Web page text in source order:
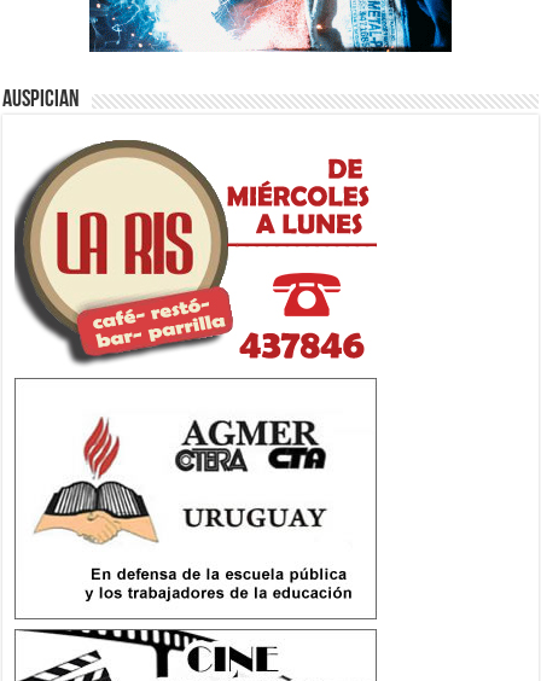
Auspician